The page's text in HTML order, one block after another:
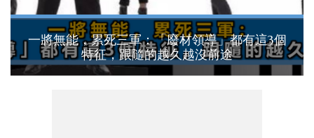
一將無能，累死三軍：「廢材領導」都有這3個
特征，跟隨的越久越沒前途